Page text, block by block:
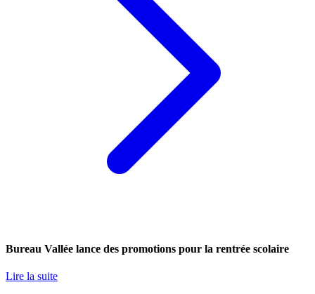
Bureau Vallée lance des promotions pour la rentrée scolaire
Lire la suite